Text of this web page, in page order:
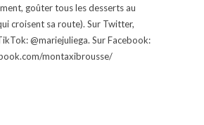
goûter tous les desserts au
croisent sa route). Sur Twitter,
@mariejuliega. Sur Facebook:
montaxibrousse/